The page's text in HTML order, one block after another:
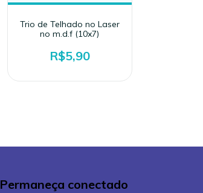
Trio de Telhado no Laser
no m.d.f (10x7)
R$5,90
Permaneça conectado